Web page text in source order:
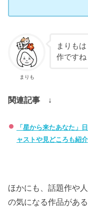
まりも
まりも
作ですね
関連記事 ↓
「星から来たあなた」
ャストや見どころも紹介
ほかにも、話題作や
の気になる作品があ